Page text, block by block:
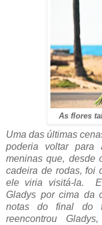
As flores
Uma das últimas
poderia voltar
meninas que, desde
cadeira de rodas, foi
ele viria visitá-la.
Gladys por cima da
notas do final do
reencontrou